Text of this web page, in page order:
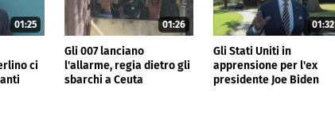
01:25
ci
01:26
Gli 007 lanciano
l'allarme, regia dietro gli
sbarchi a Ceuta
01:32
Gli Stati Uniti in
apprensione per l'ex
presidente Joe Biden